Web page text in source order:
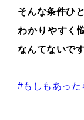
そんな条件ひ
わかりやすく
なんてないです
#もしもあった